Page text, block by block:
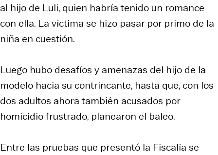
al hijo de Luli, quien habría tenido un romance
con ella. La víctima se hizo pasar por primo de la
niña en cuestión.
Luego hubo desafíos y amenazas del hijo de la
modelo hacia su contrincante, hasta que, con los
dos adultos ahora también acusados por
homicidio frustrado, planearon el baleo.
Entre las pruebas que presentó la Fiscalía se